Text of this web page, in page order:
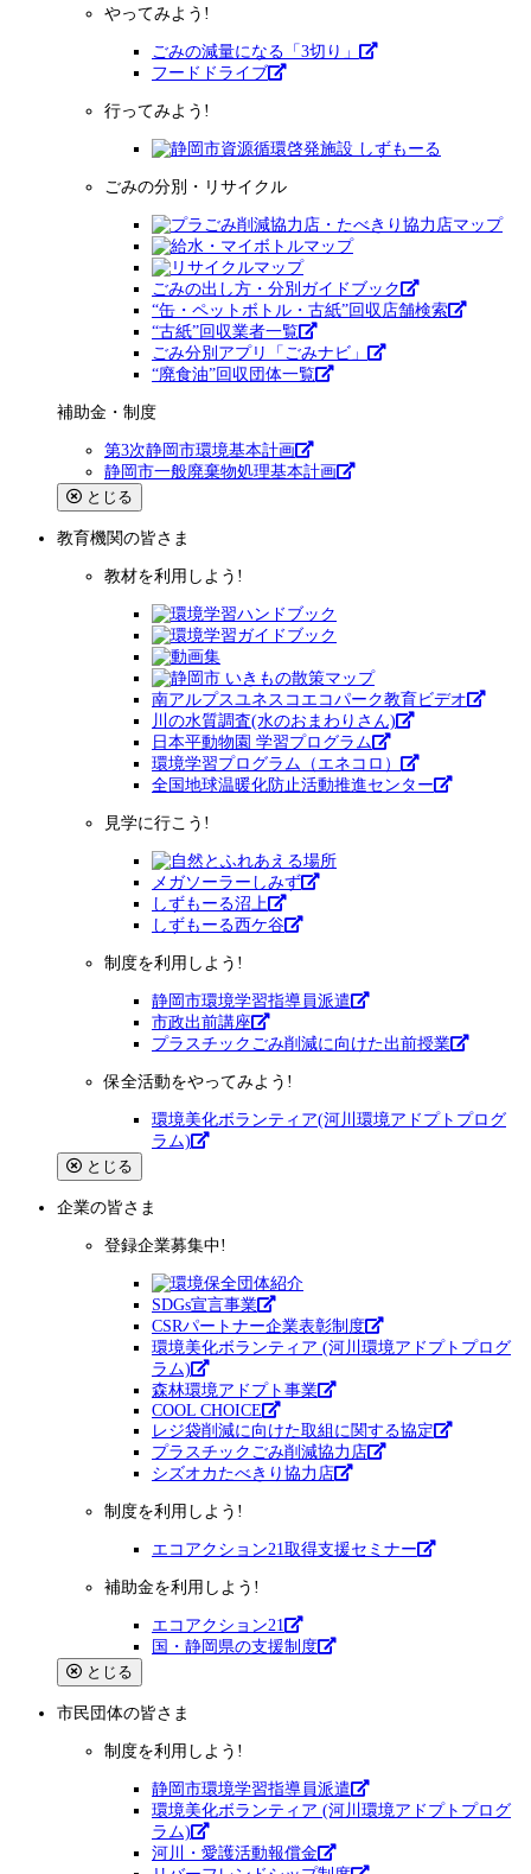
やってみよう!
ごみの減量になる「3切り」
フードドライブ
行ってみよう!
ごみの分別・リサイクル
ごみの出し方・分別ガイドブック
“缶・ペットボトル・古紙”回収店舗検索
“古紙”回収業者一覧
ごみ分別アプリ「ごみナビ」
“廃食油”回収団体一覧
補助金・制度
第3次静岡市環境基本計画
静岡市一般廃棄物処理基本計画
とじる
教育機関の皆さま
教材を利用しよう!
南アルプスユネスコエコパーク教育ビデオ
川の水質調査(水のおまわりさん)
日本平動物園 学習プログラム
環境学習プログラム（エネコロ）
全国地球温暖化防止活動推進センター
見学に行こう!
メガソーラーしみず
しずもーる沼上
しずもーる⻄ケ谷
制度を利用しよう!
静岡市環境学習指導員派遣
市政出前講座
プラスチックごみ削減に向けた出前授業
保全活動をやってみよう!
環境美化ボランティア(河川環境アドプトプログ
ラム)
とじる
企業の皆さま
登録企業募集中!
SDGs宣言事業
CSRパートナー企業表彰制度
環境美化ボランティア (河川環境アドプトプログ
ラム)
森林環境アドプト事業
COOL CHOICE
レジ袋削減に向けた取組に関する協定
プラスチックごみ削減協力店
シズオカたべきり協力店
制度を利用しよう!
エコアクション21取得支援セミナー
補助金を利用しよう!
エコアクション21
国・静岡県の支援制度
とじる
市民団体の皆さま
制度を利用しよう!
静岡市環境学習指導員派遣
環境美化ボランティア (河川環境アドプトプログ
ラム)
河川・愛護活動報償金